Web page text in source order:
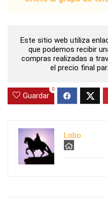
Este sitio web utiliza
que podemos recibir
compras realizadas a
el precio final
Guardar
0
Lobo